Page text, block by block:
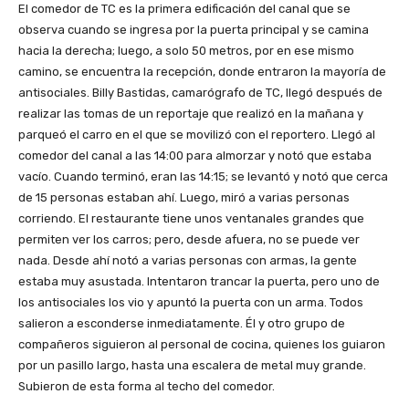
El comedor de TC es la primera edificación del canal que se
observa cuando se ingresa por la puerta principal y se camina
hacia la derecha; luego, a solo 50 metros, por en ese mismo
camino, se encuentra la recepción, donde entraron la mayoría de
antisociales. Billy Bastidas, camarógrafo de TC, llegó después de
realizar las tomas de un reportaje que realizó en la mañana y
parqueó el carro en el que se movilizó con el reportero. Llegó al
comedor del canal a las 14:00 para almorzar y notó que estaba
vacío. Cuando terminó, eran las 14:15; se levantó y notó que cerca
de 15 personas estaban ahí. Luego, miró a varias personas
corriendo. El restaurante tiene unos ventanales grandes que
permiten ver los carros; pero, desde afuera, no se puede ver
nada. Desde ahí notó a varias personas con armas, la gente
estaba muy asustada. Intentaron trancar la puerta, pero uno de
los antisociales los vio y apuntó la puerta con un arma. Todos
salieron a esconderse inmediatamente. Él y otro grupo de
compañeros siguieron al personal de cocina, quienes los guiaron
por un pasillo largo, hasta una escalera de metal muy grande.
Subieron de esta forma al techo del comedor.